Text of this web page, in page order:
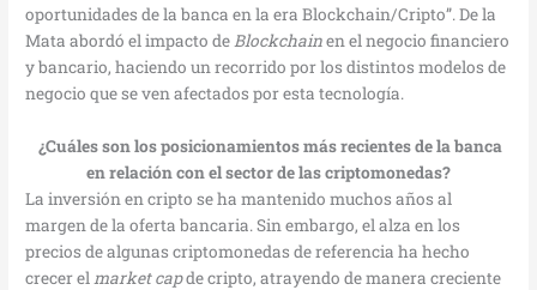
oportunidades de la banca en la era Blockchain/Cripto”. De la
Mata abordó el impacto deBlockchainen el negocio financiero
y bancario, haciendo un recorrido por los distintos modelos de
negocio que se ven afectados por esta tecnología.
¿Cuáles son los posicionamientos más recientes de la banca
en relación con el sector de las criptomonedas?
La inversión en cripto se ha mantenido muchos años al
margen de la oferta bancaria. Sin embargo, el alza en los
precios de algunas criptomonedas de referencia ha hecho
crecer el market capde cripto, atrayendo de manera creciente